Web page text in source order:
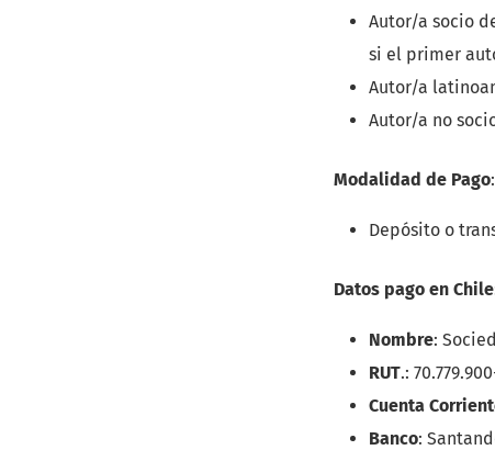
Autor/a socio
si el primer
Autor/a
Autor/a no
Modalidad de Pago:
Depósito o
Datos pago en Chile
Nombre:
RUT.:
Cuenta
Banco: